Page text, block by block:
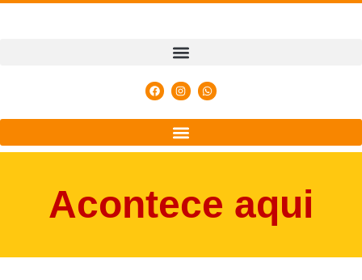
Acontece aqui